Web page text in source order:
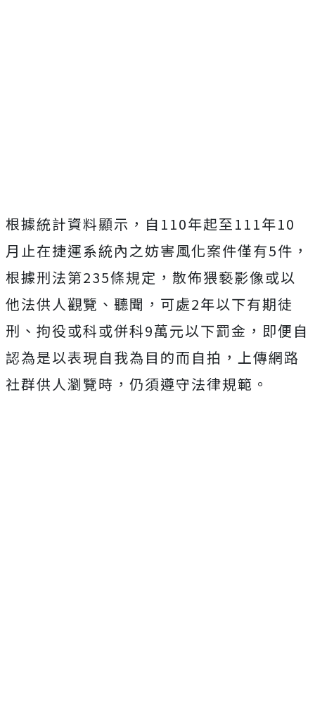
根據統計資料顯示，自110年起至111年10
月止在捷運系統內之妨害風化案件僅有5件，
根據刑法第235條規定，散佈猥褻影像或以
他法供人觀覽、聽聞，可處2年以下有期徒
刑、拘役或科或併科9萬元以下罰金，即便自
認為是以表現自我為目的而自拍，上傳網路
社群供人瀏覽時，仍須遵守法律規範。